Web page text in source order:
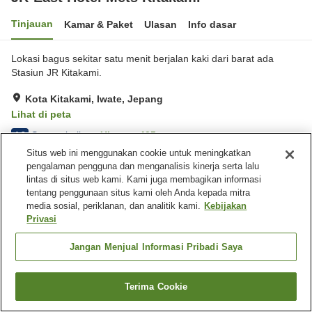
Tinjauan Kamar & Paket Ulasan Info dasar
Lokasi bagus sekitar satu menit berjalan kaki dari barat ada
Stasiun JR Kitakami.
Kota Kitakami, Iwate, Jepang
Lihat di peta
4.2 Sangat baik Ulasan:405
Fasilitas properti
Tempat parkir
Spa / Salon kecantikan
Mesin penjual otomatis
Toko
Jepang Iwate
Kota Kitakami
JR-East Hotel Mets Kitakami
Cari kamar
Situs web ini menggunakan cookie untuk meningkatkan
pengalaman pengguna dan menganalisis kinerja serta lalu
lintas di situs web kami. Kami juga membagikan informasi
tentang penggunaan situs kami oleh Anda kepada mitra
media sosial, periklanan, dan analitik kami. Kebijakan
Privasi
Jangan Menjual Informasi Pribadi Saya
Terima Cookie